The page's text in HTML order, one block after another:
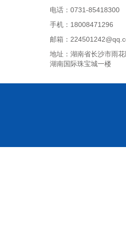
电话：0731-85418300
手机：18008471296
邮箱：
地址：湖南省长沙市雨
湖南国际珠宝城一楼